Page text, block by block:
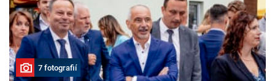
7 fotografií